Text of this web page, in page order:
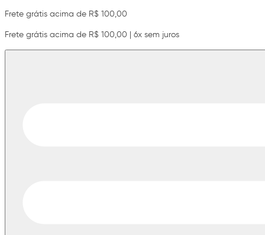
Frete grátis acima de R$ 100,00
Frete grátis acima de R$ 100,00 | 6x sem juros